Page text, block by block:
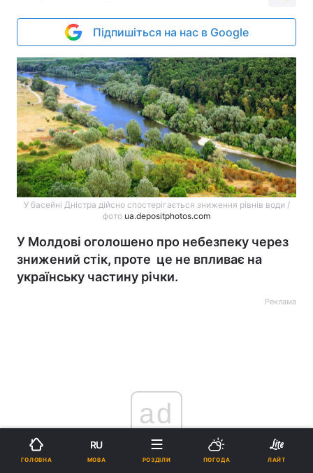
Підпишіться на нас в Google
У басейні Дністра дійсно спостерігається зниження рівнів води /
фото ua.depositphotos.com
У Молдові оголошено про небезпеку через
знижений стік, проте це не впливає на
українську частину річки.
Реклама
ad
ГОЛОВНА
RU
МОВА РОЗДІЛИ ПОГОДА ЛАЙТ